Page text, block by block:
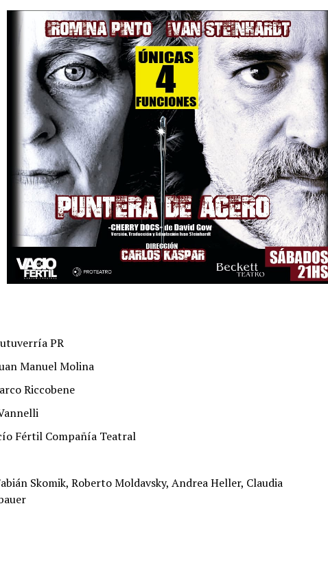
PR
Manuel Molina
Riccobene
Fértil Compañía Teatral
Skomik, Roberto Moldavsky, Andrea Heller, Claudia